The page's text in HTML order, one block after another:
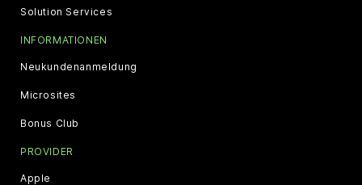
Solution Services
INFORMATIONEN
Neukundenanmeldung
Microsites
Bonus Club
PROVIDER
Apple